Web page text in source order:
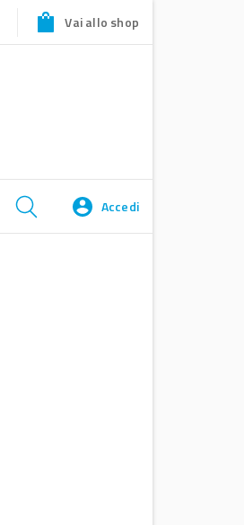
Vai allo shop
Accedi